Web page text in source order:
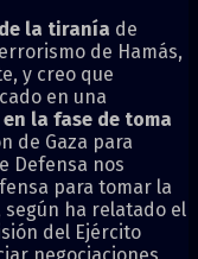
la tiranía de
de Hamás,
y creo que
en una
la fase de toma
de Gaza para
Defensa nos
para tomar la
según ha relatado el
del Ejército